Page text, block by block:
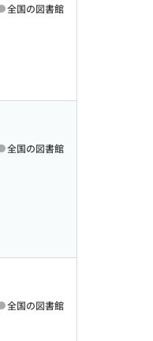
全国の図書館
全国の図書館
全国の図書館